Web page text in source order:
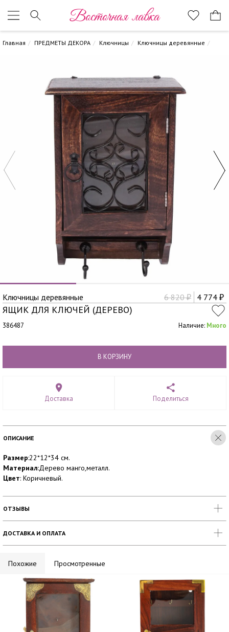
Восточная лавка
Главная ПРЕДМЕТЫ ДЕКОРА Ключницы Ключницы деревянные
Ключницы деревянные 6 820₽ 4 774 ₽
ЯЩИК ДЛЯ КЛЮЧЕЙ (ДЕРЕВО)
386487 Наличие: Много
В КОРЗИНУ
Доставка Поделиться
ОПИСАНИЕ
Размер:22*12*34 см.
Материал:Дерево манго,металл.
Цвет: Коричневый.
ОТЗЫВЫ
ДОСТАВКА И ОПЛАТА
Похожие Просмотренные